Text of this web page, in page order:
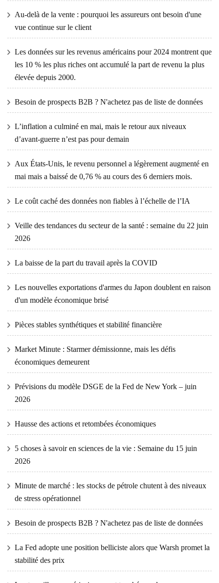
Au-delà de la vente : pourquoi les assureurs ont besoin d'une
vue continue sur le client
Les données sur les revenus américains pour 2024 montrent que
les 10 % les plus riches ont accumulé la part de revenu la plus
élevée depuis 2000.
Besoin de prospects B2B ? N'achetez pas de liste de données
L’inflation a culminé en mai, mais le retour aux niveaux
d’avant-guerre n’est pas pour demain
Aux États-Unis, le revenu personnel a légèrement augmenté en
mai mais a baissé de 0,76 % au cours des 6 derniers mois.
Le coût caché des données non fiables à l’échelle de l’IA
Veille des tendances du secteur de la santé : semaine du 22 juin
2026
La baisse de la part du travail après la COVID
Les nouvelles exportations d'armes du Japon doublent en raison
d'un modèle économique brisé
Pièces stables synthétiques et stabilité financière
Market Minute : Starmer démissionne, mais les défis
économiques demeurent
Prévisions du modèle DSGE de la Fed de New York – juin
2026
Hausse des actions et retombées économiques
5 choses à savoir en sciences de la vie : Semaine du 15 juin
2026
Minute de marché : les stocks de pétrole chutent à des niveaux
de stress opérationnel
Besoin de prospects B2B ? N'achetez pas de liste de données
La Fed adopte une position belliciste alors que Warsh promet la
stabilité des prix